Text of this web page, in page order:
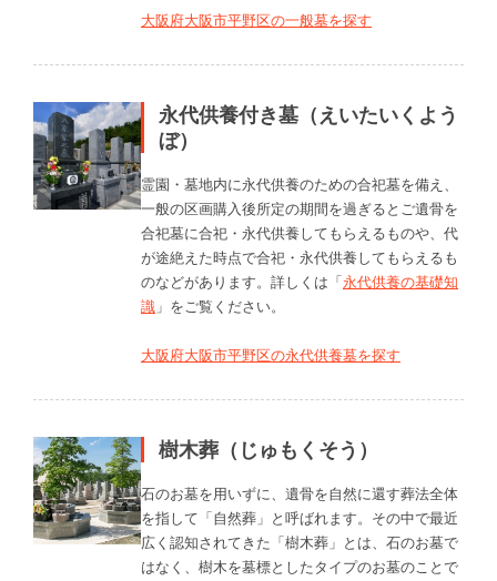
大阪府大阪市平野区の一般墓を探す
永代供養付き墓（えいたいくよう
ぼ）
霊園・墓地内に永代供養のための合祀墓を備え、
一般の区画購入後所定の期間を過ぎるとご遺骨を
合祀墓に合祀・永代供養してもらえるものや、代
が途絶えた時点で合祀・永代供養してもらえるも
のなどがあります。詳しくは「永代供養の基礎知
識 」をご覧ください。
大阪府大阪市平野区の永代供養墓を探す
樹木葬（じゅもくそう）
石のお墓を用いずに、遺骨を自然に還す葬法全体
を指して「自然葬」と呼ばれます。その中で最近
広く認知されてきた「樹木葬」とは、石のお墓で
はなく、樹木を墓標としたタイプのお墓のことで